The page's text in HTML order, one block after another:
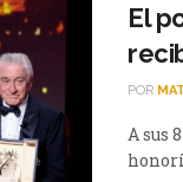
El
POR
A sus